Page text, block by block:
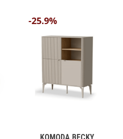
-25.9%